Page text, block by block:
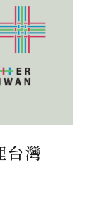
台灣